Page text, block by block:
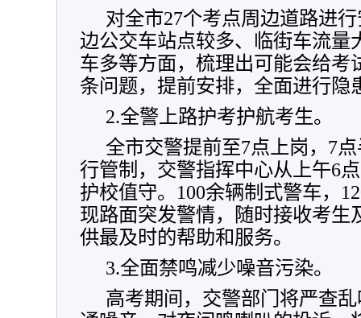
对全市27个考点周边道路进
边公交车站点较多、临街车流量
车多等方面，梳理出可能会给考
条问题，提前安排，全面进行隐
2.全警上路护考护航考生。
全市交警提前至7点上岗，7
行管制，交警指挥中心从上午6
护校值守。100余辆制式警车，
现路面突发警情，随时接收考生
供最及时的帮助和服务。
3.全面禁鸣减少噪音污染。
高考期间，交警部门将严查